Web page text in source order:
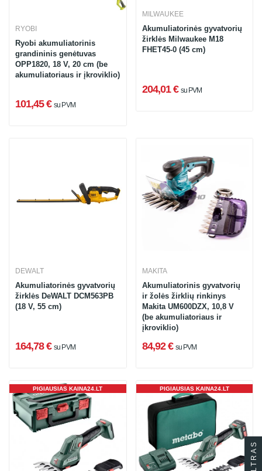
RYOBI
Ryobi akumuliatorinis
grandininis genėtuvas
OPP1820, 18 V, 20 cm (be
akumuliatoriaus ir įkroviklio)
101,45 € su PVM
MILWAUKEE
Akumuliatorinės gyvatvorių
žirklės Milwaukee M18
FHET45-0 (45 cm)
204,01 € su PVM
DEWALT
Akumuliatorinės gyvatvorių
žirklės DeWALT DCM563PB
(18 V, 55 cm)
164,78 € su PVM
MAKITA
Akumuliatorinis gyvatvorių
ir žolės žirklių rinkinys
Makita UM600DZX, 10,8 V
(be akumuliatoriaus ir
įkroviklio)
84,92 € su PVM
PIGIAUSIAS KAINA24.LT PIGIAUSIAS KAINA24.LT
FILTRAS